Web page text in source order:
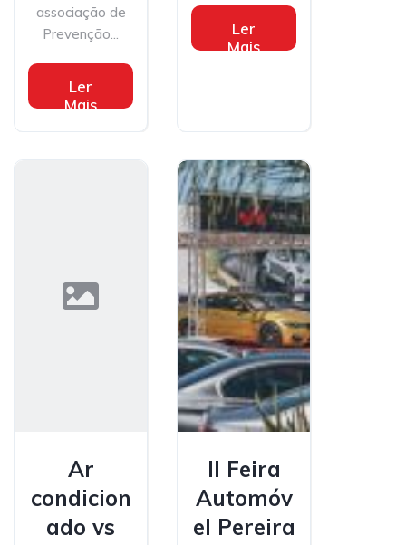
associação de
Prevenção...
Ler
Mais
Ler
Mais
Ar
condicion
ado vs
II Feira
Automóv
el Pereira